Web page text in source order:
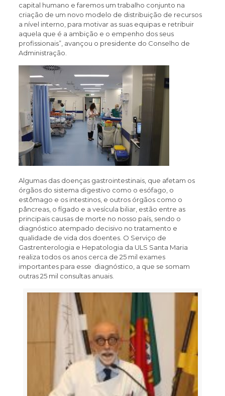
capital humano e faremos um trabalho conjunto na
criação de um novo modelo de distribuição de recursos
a nível interno, para motivar as suas equipas e retribuir
aquela que é a ambição e o empenho dos seus
profissionais”, avançou o presidente do Conselho de
Administração.
Algumas das doenças gastrointestinais, que afetam os
órgãos do sistema digestivo como o esófago, o
estômago e os intestinos, e outros órgãos como o
pâncreas, o fígado e a vesícula biliar, estão entre as
principais causas de morte no nosso país, sendo o
diagnóstico atempado decisivo no tratamento e
qualidade de vida dos doentes. O Serviço de
Gastrenterologia e Hepatologia da ULS Santa Maria
realiza todos os anos cerca de 25 mil exames
importantes para esse diagnóstico, a que se somam
outras 25 mil consultas anuais.